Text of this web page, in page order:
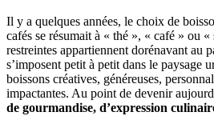
Il y a quelques années, le choix de
cafés se résumait à « thé », « café » ou
restreintes appartiennent dorénavant au
s’imposent petit à petit dans le paysage
boissons créatives, généreuses,
impactantes. Au point de devenir
de gourmandise, d’expression